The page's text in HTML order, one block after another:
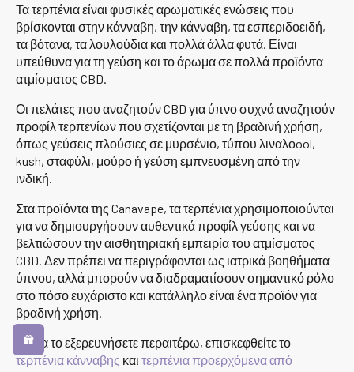
Τα τερπένια είναι φυσικές αρωματικές ενώσεις που
βρίσκονται στην κάνναβη, την κάνναβη, τα εσπεριδοειδή,
τα βότανα, τα λουλούδια και πολλά άλλα φυτά. Είναι
υπεύθυνα για τη γεύση και το άρωμα σε πολλά προϊόντα
ατμίσματος CBD.
Οι πελάτες που αναζητούν CBD για ύπνο συχνά αναζητούν
προφίλ τερπενίων που σχετίζονται με τη βραδινή χρήση,
όπως γεύσεις πλούσιες σε μυρσένιο, τύπου λιναλοool,
kush, σταφύλι, μούρο ή γεύση εμπνευσμένη από την
ινδική.
Στα προϊόντα της Canavape, τα τερπένια χρησιμοποιούνται
για να δημιουργήσουν αυθεντικά προφίλ γεύσης και να
βελτιώσουν την αισθητηριακή εμπειρία του ατμίσματος
CBD. Δεν πρέπει να περιγράφονται ως ιατρικά βοηθήματα
ύπνου, αλλά μπορούν να διαδραματίσουν σημαντικό ρόλο
στο πόσο ευχάριστο και κατάλληλο είναι ένα προϊόν για
βραδινή χρήση.
Για να το εξερευνήσετε περαιτέρω, επισκεφθείτε το
τερπένια κάνναβης και τερπένια προερχόμενα από